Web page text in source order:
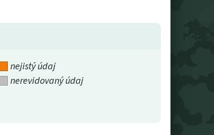
nejistý údaj
nerevidovaný údaj